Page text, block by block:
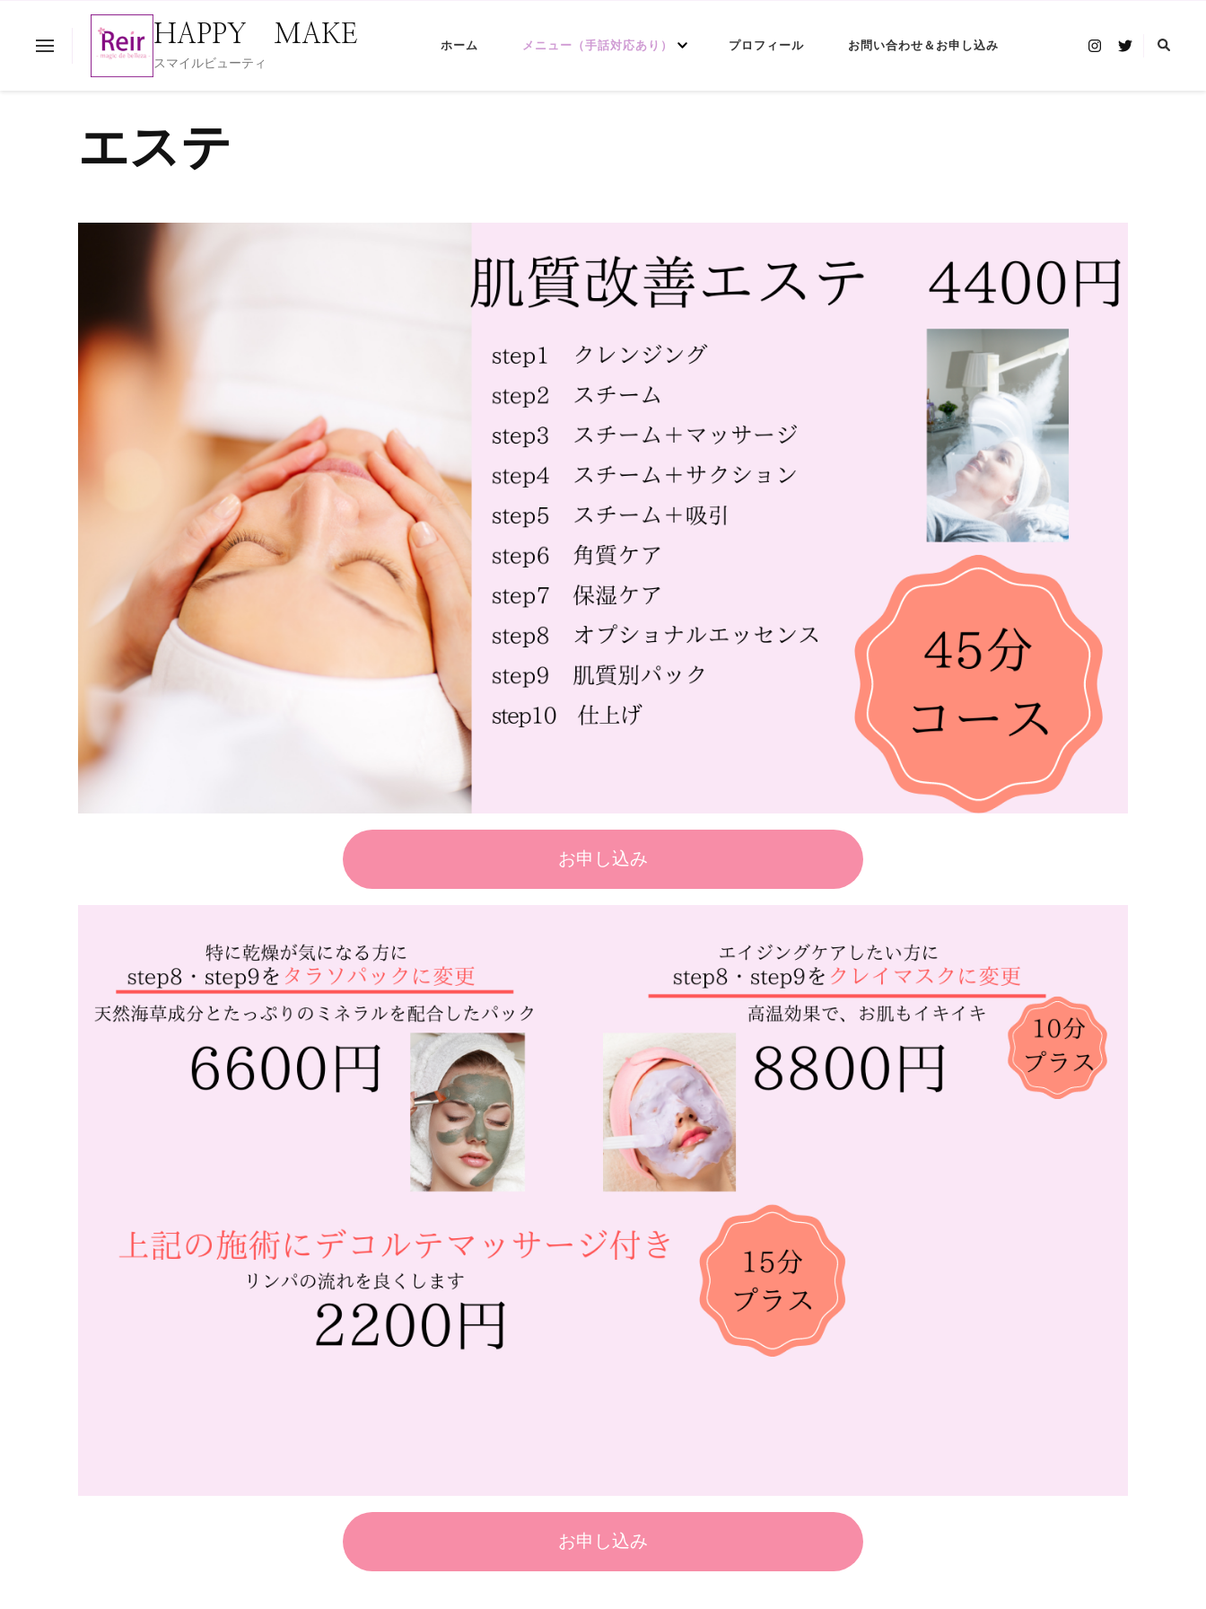
HAPPY MAKE
スマイルビューティ
ホーム メニュー（手話対応あり） プロフィール お問い合わせ＆お申し込み
エステ
お申し込み
お申し込み